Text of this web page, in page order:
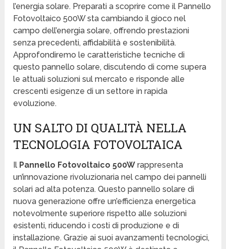
l’energia solare. Preparati a scoprire come il Pannello
Fotovoltaico 500W sta cambiando il gioco nel
campo dell’energia solare, offrendo prestazioni
senza precedenti, affidabilità e sostenibilità.
Approfondiremo le caratteristiche tecniche di
questo pannello solare, discutendo di come supera
le attuali soluzioni sul mercato e risponde alle
crescenti esigenze di un settore in rapida
evoluzione.
UN SALTO DI QUALITÀ NELLA
TECNOLOGIA FOTOVOLTAICA
Il Pannello Fotovoltaico 500W rappresenta
un’innovazione rivoluzionaria nel campo dei pannelli
solari ad alta potenza. Questo pannello solare di
nuova generazione offre un’efficienza energetica
notevolmente superiore rispetto alle soluzioni
esistenti, riducendo i costi di produzione e di
installazione. Grazie ai suoi avanzamenti tecnologici,